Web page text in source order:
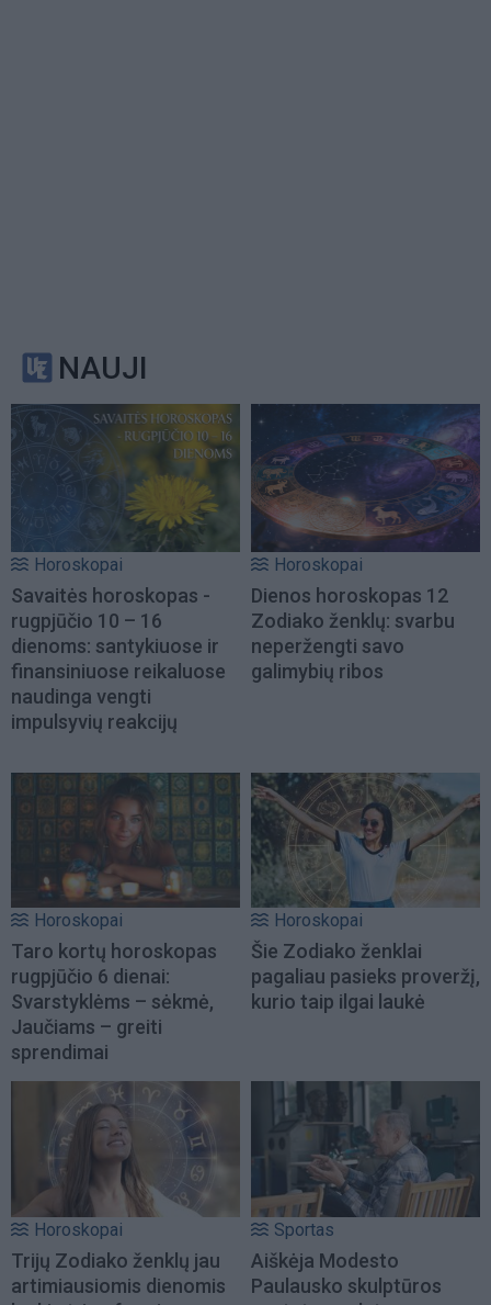
NAUJI
Horoskopai
Savaitės horoskopas -
rugpjūčio 10 – 16
dienoms: santykiuose ir
finansiniuose reikaluose
naudinga vengti
impulsyvių reakcijų
Horoskopai
Dienos horoskopas 12
Zodiako ženklų: svarbu
neperžengti savo
galimybių ribos
Horoskopai
Taro kortų horoskopas
rugpjūčio 6 dienai:
Svarstyklėms – sėkmė,
Jaučiams – greiti
sprendimai
Horoskopai
Šie Zodiako ženklai
pagaliau pasieks proveržį,
kurio taip ilgai laukė
Horoskopai
Trijų Zodiako ženklų jau
artimiausiomis dienomis
Sportas
Aiškėja Modesto
Paulausko skulptūros